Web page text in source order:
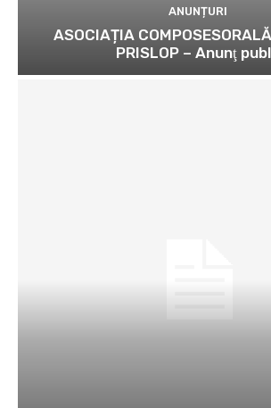
ANUNȚURI
ASOCIAȚIA
PRISLOP – Anunţ